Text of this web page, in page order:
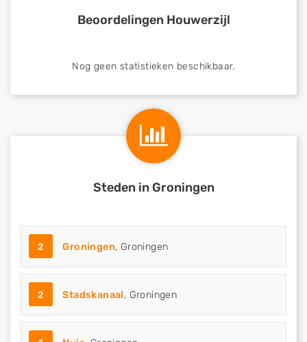
Beoordelingen Houwerzijl
Nog geen statistieken beschikbaar.
Steden in Groningen
2 Groningen, Groningen
2 Stadskanaal, Groningen